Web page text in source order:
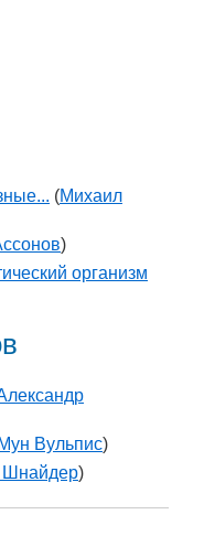
(Михаил
)
организм
Вульпис)
Шнайдер)